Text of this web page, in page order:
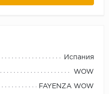
Испания
WOW
FAYENZA WOW